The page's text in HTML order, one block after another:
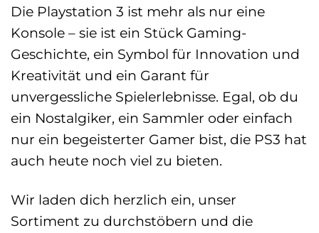
Die Playstation 3 ist mehr als nur eine
Konsole – sie ist ein Stück Gaming-
Geschichte, ein Symbol für Innovation und
Kreativität und ein Garant für
unvergessliche Spielerlebnisse. Egal, ob du
ein Nostalgiker, ein Sammler oder einfach
nur ein begeisterter Gamer bist, die PS3 hat
auch heute noch viel zu bieten.
Wir laden dich herzlich ein, unser
Sortiment zu durchstöbern und die